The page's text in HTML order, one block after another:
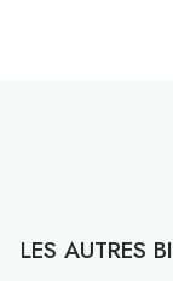
LES AUTRES